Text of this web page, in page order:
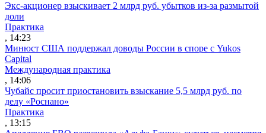
Экс-акционер взыскивает 2 млрд руб. убытков из-за размытой
доли
Практика
, 14:23
Минюст США поддержал доводы России в споре с Yukos
Capital
Международная практика
, 14:06
Чубайс просит приостановить взыскание 5,5 млрд руб. по
делу «Роснано»
Практика
, 13:15